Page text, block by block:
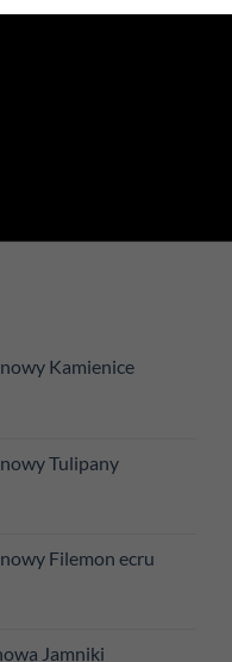
Kamienice
Tulipany
Filemon ecru
Jamniki